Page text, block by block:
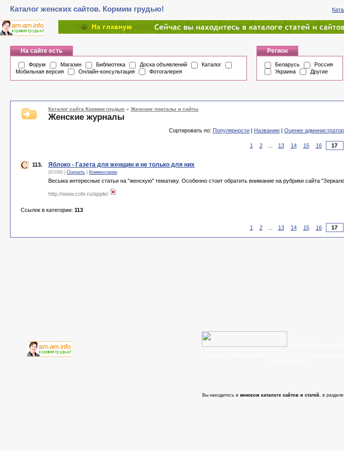
Каталог женских сайтов. Кормим грудью!
На сайте есть
Форум Магазин Библиотека Доска объявлений
Каталог
Мобильная версия
Онлайн-консультация Фотогалерея
Регион
Беларусь
Россия
Украина
Другие
Каталог сайта Кормим грудью » Женские порталы и сайты
Женские журналы
Сортировать по: Популярности | Названию | Оценке
1 2 13 14 15 16
113. Яблоко - Газета для женщин и не только для них
(0/189) | Оценить Комментарии
Весьма интересные статьи на "женскую" тематику. Особенно стоит обратить внимание на рубрики сайта
http://www.cofe.ru/apple/
Ссылок в категории: 113
1 2 13 14 15 16
Вы находитесь в женском каталоге сайтов и статей, в